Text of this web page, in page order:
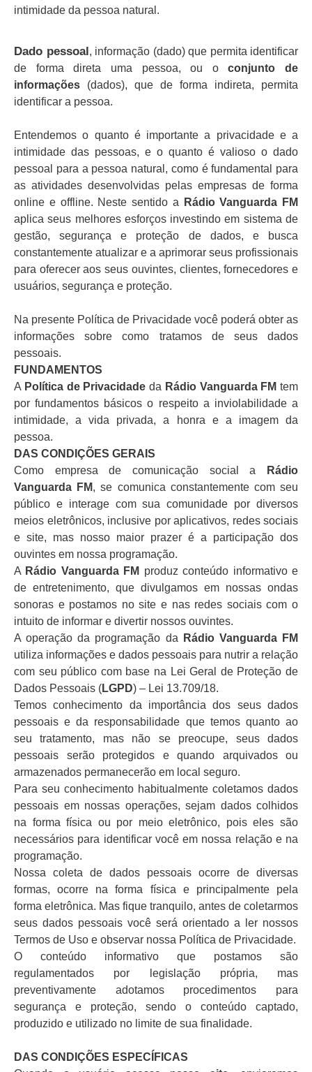
intimidade da pessoa natural.
Dado pessoal, informação (dado) que permita identificar
de forma direta uma pessoa, ou oconjunto de
informações (dados), que de forma indireta, permita
identificar a pessoa.
Entendemos o quanto é importante a privacidade e a
intimidade das pessoas, e o quanto é valioso o dado
pessoal para a pessoa natural, como é fundamental para
as atividades desenvolvidas pelas empresas de forma
online e offline. Neste sentido a
Rádio Vanguarda FM
aplica seus melhores esforços investindo em sistema de
gestão, segurança e proteção de dados, e busca
constantemente atualizar e a aprimorar seus profissionais
para oferecer aos seus ouvintes, clientes, fornecedores e
usuários, segurança e proteção.
Na presente Política de Privacidade você poderá obter as
informações sobre como tratamos de seus dados
pessoais.
FUNDAMENTOS
A Política de Privacidade da Rádio Vanguarda FM tem
por fundamentos básicos o respeito a inviolabilidade a
intimidade, a vida privada, a honra e a imagem da
pessoa.
DAS CONDIÇÕES GERAIS
Como empresa de comunicação social a
Rádio
Vanguarda FM, se comunica constantemente com seu
público e interage com sua comunidade por diversos
meios eletrônicos, inclusive por aplicativos, redes sociais
e site, mas nosso maior prazer é a participação dos
ouvintes em nossa programação.
A Rádio Vanguarda FM produz conteúdo informativo e
de entretenimento, que divulgamos em nossas ondas
sonoras e postamos no site e nas redes sociais com o
intuito de informar e divertir nossos ouvintes.
A operação da programação da
Rádio Vanguarda FM
utiliza informações e dados pessoais para nutrir a relação
com seu público com base na Lei Geral de Proteção de
Dados Pessoais (LGPD) – Lei 13.709/18.
Temos conhecimento da importância dos seus dados
pessoais e da responsabilidade que temos quanto ao
seu tratamento, mas não se preocupe, seus dados
pessoais serão protegidos e quando arquivados ou
armazenados permanecerão em local seguro.
Para seu conhecimento habitualmente coletamos dados
pessoais em nossas operações, sejam dados colhidos
na forma física ou por meio eletrônico, pois eles são
necessários para identificar você em nossa relação e na
programação.
Nossa coleta de dados pessoais ocorre de diversas
formas, ocorre na forma física e principalmente pela
forma eletrônica. Mas fique tranquilo, antes de coletarmos
seus dados pessoais você será orientado a ler nossos
Termos de Uso e observar nossa Política de Privacidade.
O conteúdo informativo que postamos são
regulamentados por legislação própria, mas
preventivamente adotamos procedimentos para
segurança e proteção, sendo o conteúdo captado,
produzido e utilizado no limite de sua finalidade.
DAS CONDIÇÕES ESPECÍFICAS